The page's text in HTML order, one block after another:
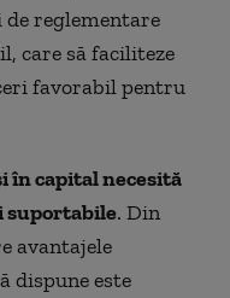
reglementare
care să faciliteze
favorabil pentru
în capital necesită
suportabile. Din
avantajele
dispune este